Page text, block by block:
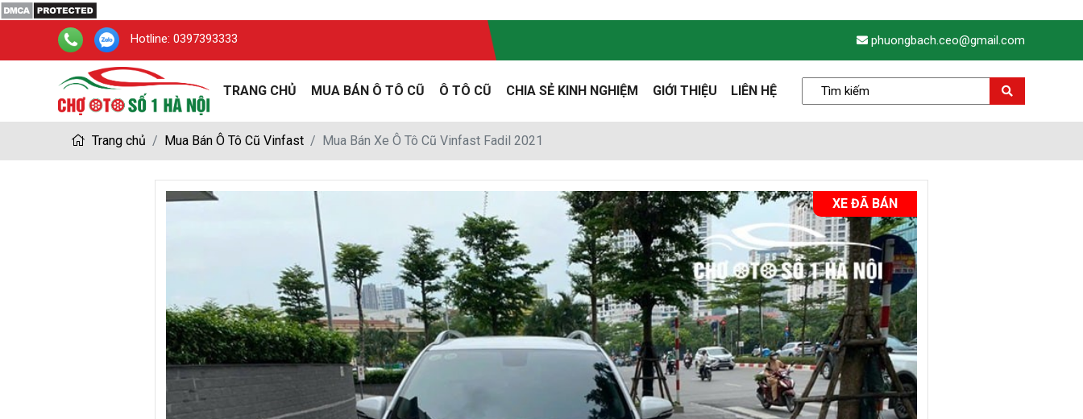
Hotline: 0397393333 phuongbach.ceo@gmail.com
TRANG CHỦ MUA BÁN Ô TÔ CŨ Ô TÔ CŨ CHIA SẺ KINH NGHIỆM GIỚI THIỆU LIÊN HỆ
Trang chủ Mua Bán Ô Tô Cũ Vinfast Mua Bán Xe Ô Tô Cũ Vinfast Fadil 2021
XE ĐÃ BÁN